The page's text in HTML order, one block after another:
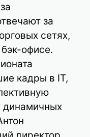
за
сетях,
офисе.
кадры в IT,
динамичных